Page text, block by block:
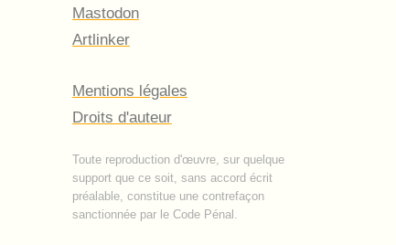
Mastodon
Artlinker
Mentions légales
Droits d'auteur
Toute reproduction d'œuvre, sur quelque
support que ce soit, sans accord écrit
préalable, constitue une contrefaçon
sanctionnée par le Code Pénal.